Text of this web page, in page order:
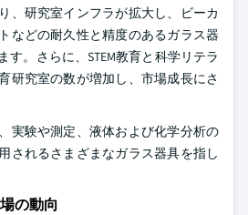
、研究室インフラが拡大し、ビーカ
などの耐久性と精度のあるガラス器
す。さらに、STEM教育と科学リテラ
研究室の数が増加し、市場成長にさ
実験や測定、液体および化学分析の
されるさまざまなガラス器具を指し
の動向